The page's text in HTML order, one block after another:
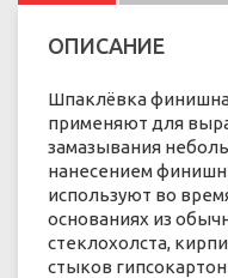
ОПИСАНИЕ
Шпаклёвка
применяют для
замазывания
нанесением
используют во
основаниях из
стеклохолста,
стыков